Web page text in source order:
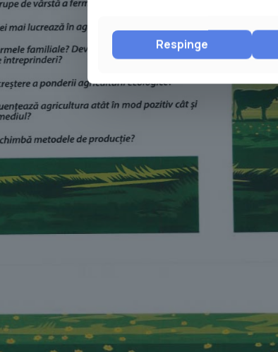
Respinge